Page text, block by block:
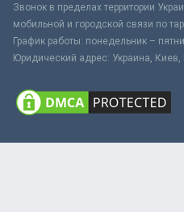
Звонок в пределах территории
мобильной и городской связи по
График работы: понедельник –
Юридический адрес: Украина,